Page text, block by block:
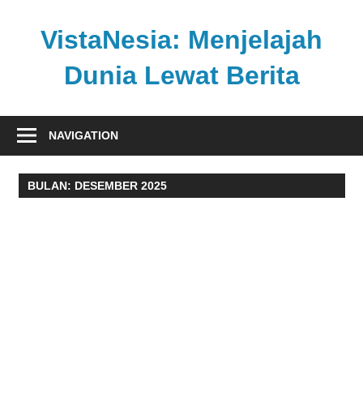
VistaNesia: Menjelajah
Dunia Lewat Berita
nasional
global
dalam
NAVIGATION
BULAN: DESEMBER 2025